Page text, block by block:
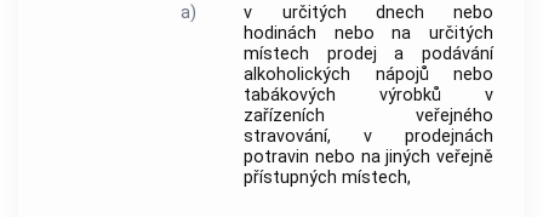
a)
v určitých dnech nebo
hodinách nebo na určitých
místech prodej a podávání
alkoholických nápojů nebo
tabákových výrobků v
zařízeních veřejného
stravování, v prodejnách
potravin nebo na jiných veřejně
přístupných místech,